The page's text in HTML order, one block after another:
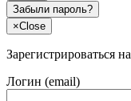
Забыли пароль?
×Close
Зарегистрироваться
Логин (email)